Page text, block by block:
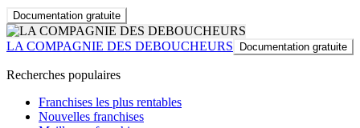
Documentation gratuite
LA COMPAGNIE DES DEBOUCHEURS Documentation gratuite
Recherches populaires
Franchises les plus rentables
Nouvelles franchises